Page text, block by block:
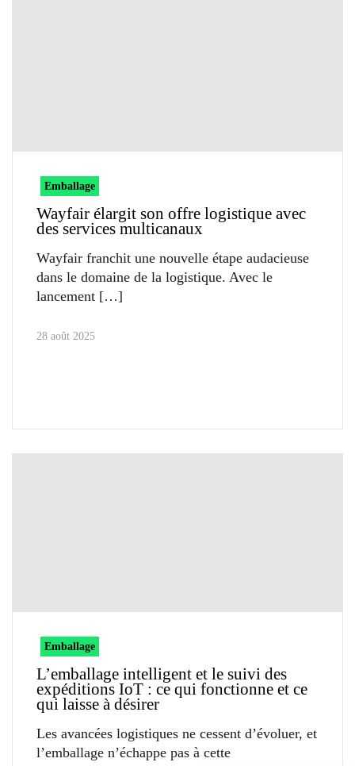
Emballage
Wayfair élargit son offre logistique avec
des services multicanaux
Wayfair franchit une nouvelle étape audacieuse
dans le domaine de la logistique. Avec le
lancement
28 août 2025
Emballage
L’emballage intelligent et le suivi des
expéditions IoT : ce qui fonctionne et ce
qui laisse à désirer
Les avancées logistiques ne cessent d’évoluer, et
l’emballage n’échappe pas à cette